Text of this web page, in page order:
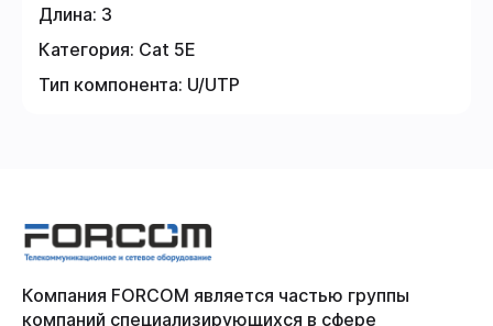
Длина: 3
Категория: Cat 5E
Тип компонента: U/UTP
Компания FORCOM является частью группы
компаний специализирующихся в сфере